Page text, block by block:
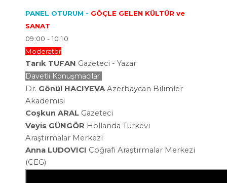
PANEL OTURUM - GÖÇLE GELEN KÜLTÜR ve
SANAT
09:00 - 10:10
Moderatör
Tarık TUFAN Gazeteci - Yazar
Davetli Konuşmacılar
Dr. Gönül HACIYEVA Azerbaycan Bilimler
Akademisi
Coşkun ARAL Gazeteci
Veyis GÜNGÖR Hollanda Türkevi
Araştırmalar Merkezi
Anna LUDOVICI Coğrafi Araştırmalar Merkezi
(CEG)